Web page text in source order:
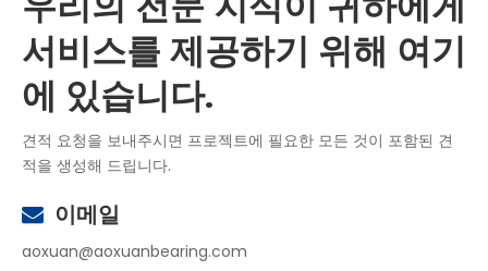
서비스를 제공하기 위해 여기
에 있습니다.
견적 요청을 보내주시면 프로젝트에 필요한 모든 것이 포함된 견
적을 생성해 드립니다.
 이메일
aoxuan@aoxuanbearing.com